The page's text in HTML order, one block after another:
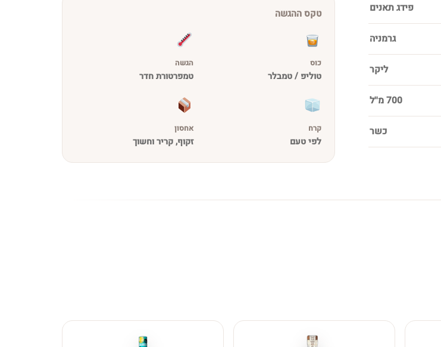
פידג תאנים
גרמניה
ליקר
700 מ''ל
כשר
טקס ההגשה
כוס
טוליפ / טמבלר
הגשה
טמפרטורת חדר
קרח
לפי טעם
אחסון
זקוף, קריר וחשוך